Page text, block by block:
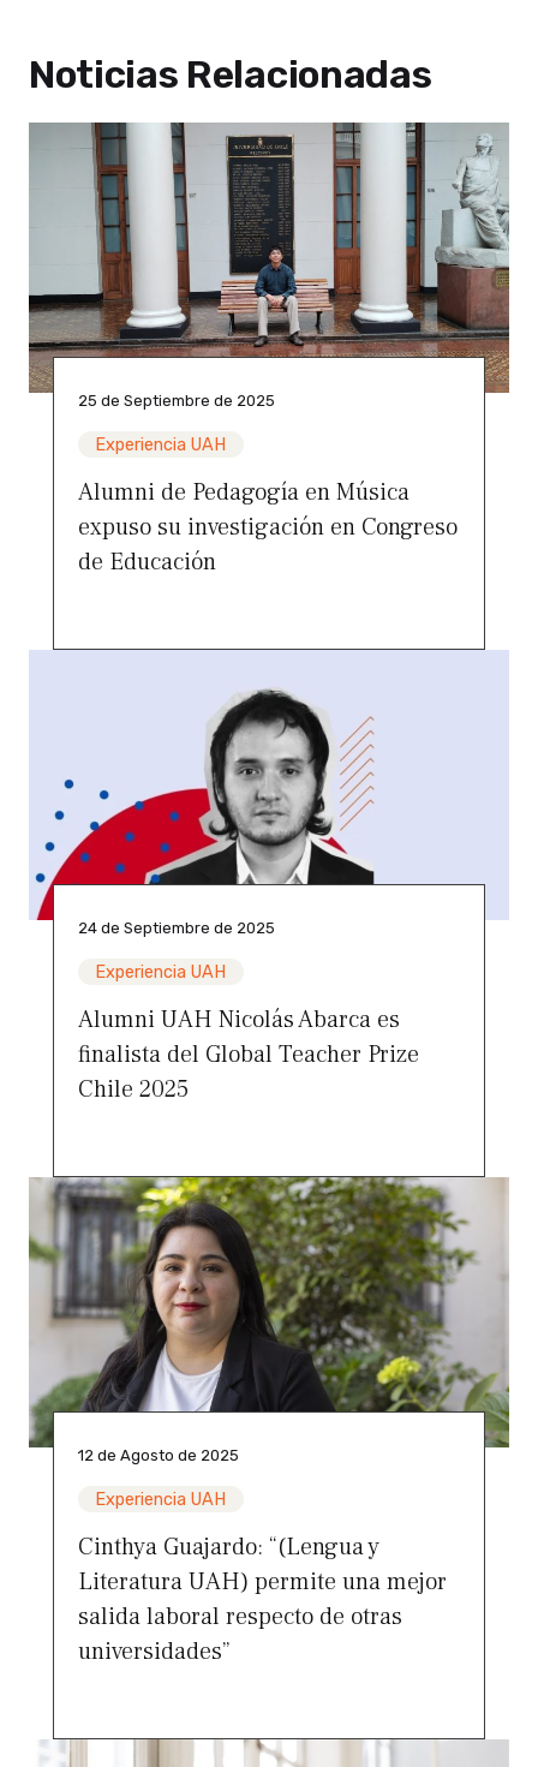
Noticias Relacionadas
25 de Septiembre de 2025
Experiencia UAH
Alumni de Pedagogía en Música
expuso su investigación en Congreso
de Educación
24 de Septiembre de 2025
Experiencia UAH
Alumni UAH Nicolás Abarca es
finalista del Global Teacher Prize
Chile 2025
12 de Agosto de 2025
Experiencia UAH
Cinthya Guajardo: “(Lengua y
Literatura UAH) permite una mejor
salida laboral respecto de otras
universidades”